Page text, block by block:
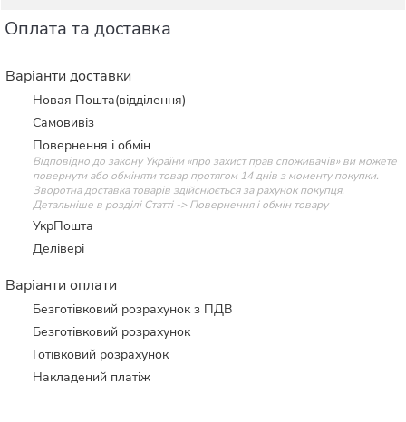
Оплата та доставка
Варіанти доставки
Новая Пошта(відділення)
Самовивіз
Повернення і обмін
Відповідно до закону України «про захист прав споживачів» ви можете
повернути або обміняти товар протягом 14 днів з моменту покупки.
Зворотна доставка товарів здійснюється за рахунок покупця.
Детальніше в розділі Статті -> Повернення і обмін товару
УкрПошта
Делівері
Варіанти оплати
Безготівковий розрахунок з ПДВ
Безготівковий розрахунок
Готівковий розрахунок
Накладений платіж